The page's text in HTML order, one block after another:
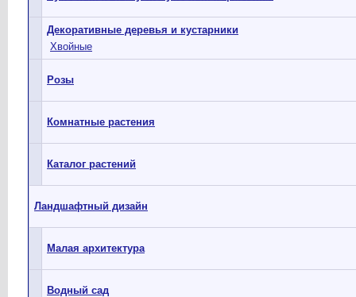
Декоративные деревья и кустарники
Хвойные
Розы
Комнатные растения
Каталог растений
Ландшафтный дизайн
Малая архитектура
Водный сад